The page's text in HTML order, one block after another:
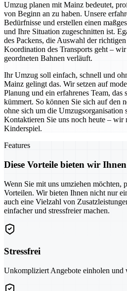
Umzug planen mit Mainz bedeutet,
von Beginn an zu haben. Unsere
Bedürfnisse und erstellen einen
und Ihre Situation zugeschnitten ist.
des Packens, die Auswahl der
Koordination des Transports geht – wir
geordneten Bahnen verläuft.
Ihr Umzug soll einfach, schnell und
Mainz gelingt das. Wir setzen auf
Planung und ein erfahrenes Team, das
kümmert. So können Sie sich auf den
ohne sich um die Umzugsorganisation
Kontaktieren Sie uns noch heute – wir
Kinderspiel.
Features
Diese Vorteile bieten wir Ihnen
Wenn Sie mit uns umziehen möchten,
Vorteilen. Wir bieten Ihnen nicht nur
auch eine Vielzahl von
einfacher und stressfreier machen.
Stressfrei
Unkompliziert Angebote einholen und